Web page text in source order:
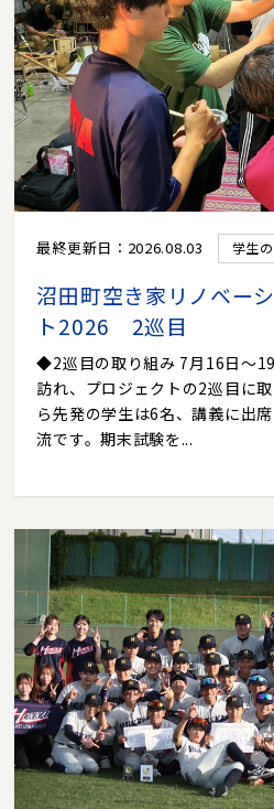
最終更新日：2026.08.03
学生
沼田町空き家リノベー
ト2026 2巡目
◆2巡目の取り組み 7月16日～
訪れ、プロジェクトの2巡目に
ら先発の学生は6名、講義に出
流です。期末試験を...